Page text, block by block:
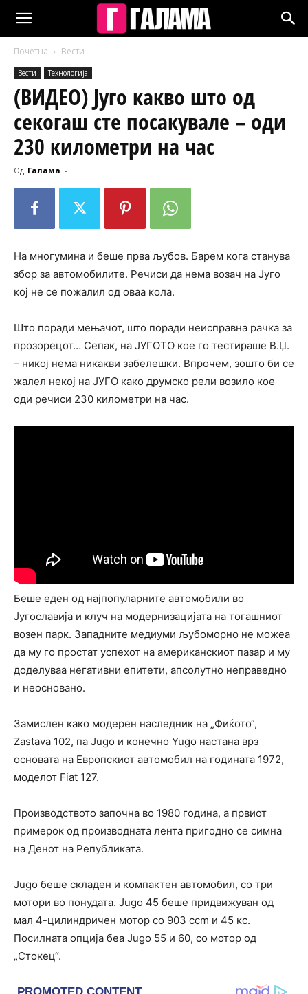
Почетна Вести
Вести Технологија
(ВИДЕО) Југо какво што од
секогаш сте посакувале – оди
230 километри на час
Од Галама -
На многумина и беше прва љубов. Барем кога станува
збор за автомобилите. Речиси да нема возач на Југо
кој не се пожалил од оваа кола.
Што поради мењачот, што поради неисправна рачка за
прозорецот… Сепак, на ЈУГОТО кое го тестираше В.Џ.
– никој нема никакви забелешки. Впрочем, зошто би се
жалел некој на ЈУГО како друмско рели возило кое
оди речиси 230 километри на час.
Беше еден од најпопуларните автомобили во
Југославија и клуч на модернизацијата на тогашниот
возен парк. Западните медиуми љубоморно не можеа
да му го простат успехот на американскиот пазар и му
доделуваа негативни епитети, апсолутно неправедно
и неосновано.
Замислен како модерен наследник на „Фиќото“,
Zastava 102, па Jugo и конечно Yugo настана врз
основата на Европскиот автомобил на годината 1972,
моделот Fiat 127.
Производството започна во 1980 година, а првиот
примерок од производната лента пригодно се симна
на Денот на Републиката.
Jugo беше складен и компактен автомобил, со три
мотори во понудата. Jugo 45 беше придвижуван од
мал 4-цилиндричен мотор со 903 ccm и 45 кс.
Посилната опција беа Jugo 55 и 60, со мотор од
„Стокец“.